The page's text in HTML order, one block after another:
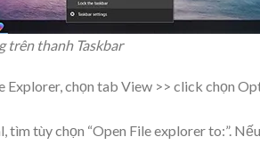
trên thanh Taskbar
Explorer, chọn tab View >> click chọn
tìm tùy chọn “Open File explorer to:”.